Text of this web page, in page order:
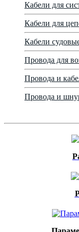
Кабели для
Кабели для
Кабели
Провода для
Провода и
Провода и